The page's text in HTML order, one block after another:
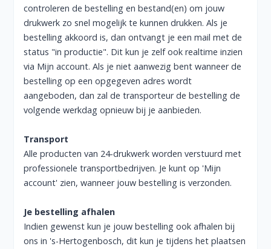
controleren de bestelling en bestand(en) om jouw
drukwerk zo snel mogelijk te kunnen drukken. Als je
bestelling akkoord is, dan ontvangt je een mail met de
status "in productie". Dit kun je zelf ook realtime inzien
via Mijn account. Als je niet aanwezig bent wanneer de
bestelling op een opgegeven adres wordt
aangeboden, dan zal de transporteur de bestelling de
volgende werkdag opnieuw bij je aanbieden.
Transport
Alle producten van 24-drukwerk worden verstuurd met
professionele transportbedrijven. Je kunt op 'Mijn
account' zien, wanneer jouw bestelling is verzonden.
Je bestelling afhalen
Indien gewenst kun je jouw bestelling ook afhalen bij
ons in 's-Hertogenbosch, dit kun je tijdens het plaatsen